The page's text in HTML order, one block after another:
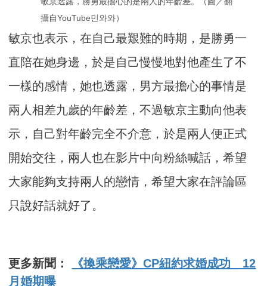
攝自YouTube민와와）
敏京也表示，在自己最艱難的時期，是勝勇一
直陪在她身邊，於是自己慢慢地對他產生了不
一樣的感情，她也透露，男方最擔心的事情是
兩人相差九歲的年齡差，不過敏京主動向他表
示，自己對年齡完全不介意，於是兩人便正式
開始交往，兩人也在影片中向粉絲喊話，希望
大家能夠支持兩人的戀情，希望大家在評論區
只說好話就好了。
更多新聞：
《換乘戀愛》CP紐約求婚成功 12
月婚期曝